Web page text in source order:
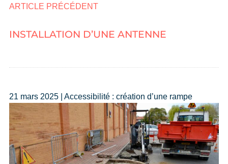
ARTICLE PRÉCÉDENT
INSTALLATION D’UNE ANTENNE
21 mars 2025 | Accessibilité : création d’une rampe